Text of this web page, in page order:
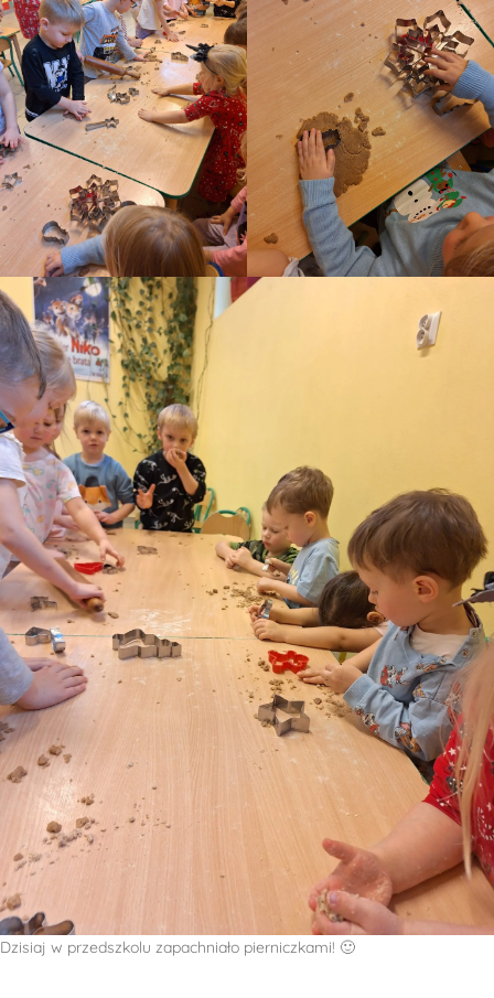
Dzisiaj w przedszkolu zapachniało pierniczkami! 🙂